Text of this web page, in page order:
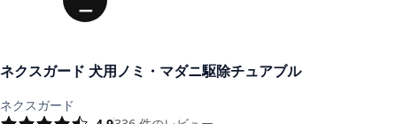
ー
ネクスガード 犬用ノミ・マダニ駆除チュアブル
ネクスガード